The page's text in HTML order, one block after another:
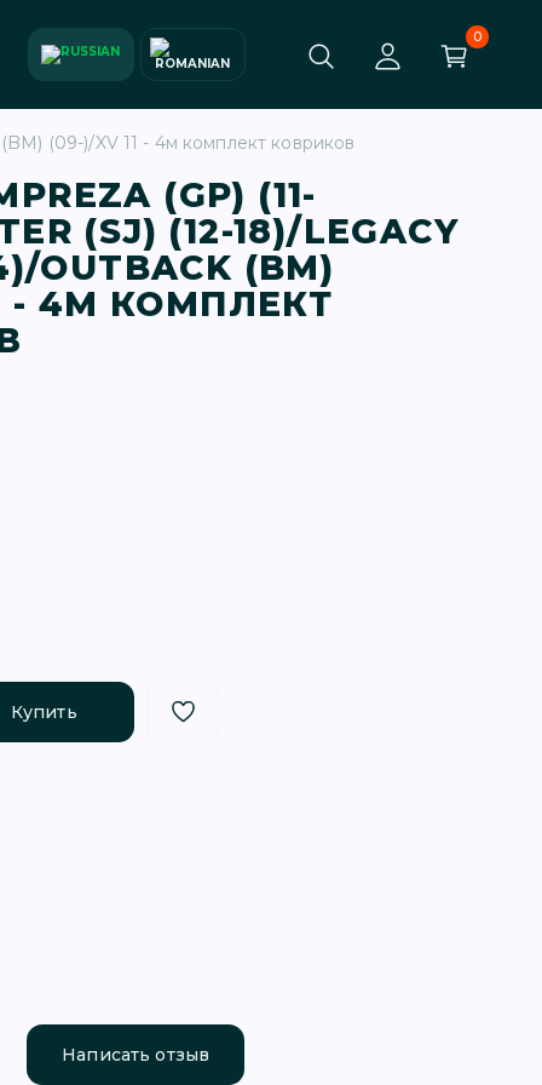
0
(09-)/XV 11 - 4м комплект ковриков
(GP) (11-
(SJ) (12-18)/LEGACY
OUTBACK (BM)
- 4М КОМПЛЕКТ
Купить
Написать отзыв